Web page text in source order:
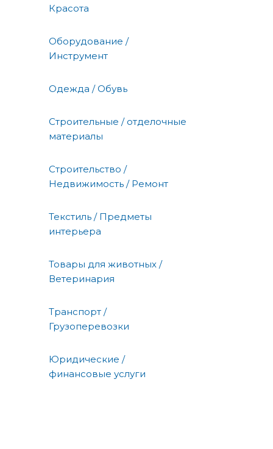
Красота
Оборудование /
Инструмент
Одежда / Обувь
Строительные / отделочные
материалы
Строительство /
Недвижимость / Ремонт
Текстиль / Предметы
интерьера
Товары для животных /
Ветеринария
Транспорт /
Грузоперевозки
Юридические /
финансовые услуги